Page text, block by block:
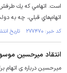
است. اتهامي كه يك
اتهام‌هاي قبلي، چه به
کد خبر: ۲۷۷۴۷۰ تاریخ انتشار : ۱۳۹۳/۱۰/۰۷
انتقاد میرحسین
میرحسین درباره ی اتهام